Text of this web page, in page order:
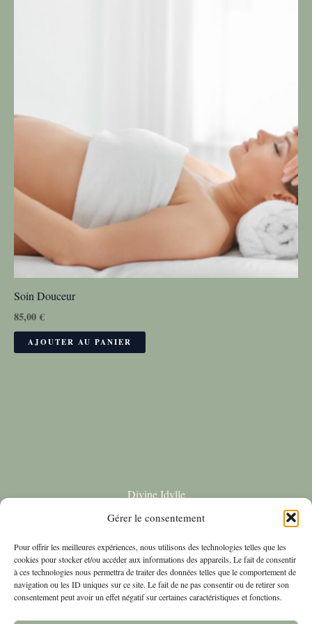
Gérer le consentement
Pour offrir les meilleures expériences, nous utilisons des technologies telles que les
cookies pour stocker et/ou accéder aux informations des appareils. Le fait de consentir
à ces technologies nous permettra de traiter des données telles que le comportement de
navigation ou les ID uniques sur ce site. Le fait de ne pas consentir ou de retirer son
consentement peut avoir un effet négatif sur certaines caractéristiques et fonctions.
Soin Douceur
85,00€
AJOUTER AU PANIER
Divine Idylle
22 Rue de la vielle Porte
&#9993;Contact
Boutique
BLOG
Politique de cookies